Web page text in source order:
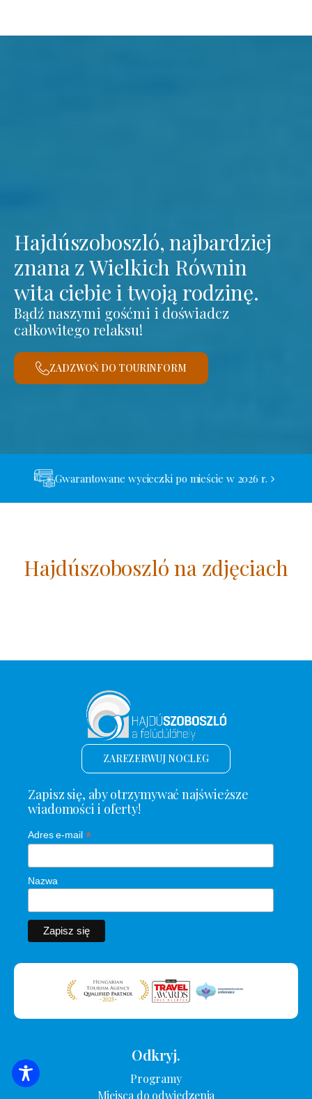
Hajdúszoboszló, najbardziej
znana z Wielkich Równin
wita ciebie i twoją rodzinę.
Bądź naszymi gośćmi i doświadcz
całkowitego relaksu!
ZADZWOŃ DO TOURINFORM
Gwarantowane wycieczki po mieście w 2026 r.
Hajdúszoboszló na zdjęciach
WYSZUKIWANIE ZAKWATEROWANIA
ZAREZERWUJ NOCLEG
Zapisz się, aby otrzymywać najświeższe
wiadomości i oferty!
Adres e-mail *
Nazwa
Odkryj.
Programy
Miejsca do odwiedzenia